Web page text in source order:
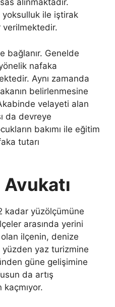
alınmaktadır.
ile iştirak
verilmektedir.
bağlanır. Genelde
nafaka
Aynı zamanda
belirlenmesine
velayeti alan
da devreye
bakımı ile eğitim
tutarı
kadar yüzölçümüne
arasında yerini
olan ilçenin, denize
yüzden yaz turizmine
güne gelişimine
da artış